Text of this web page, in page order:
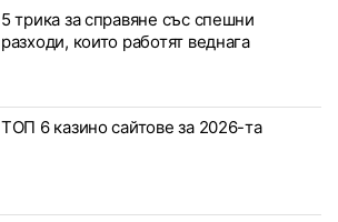
5 трика за справяне със спешни
разходи, които работят веднага
ТОП 6 казино сайтове за 2026-та